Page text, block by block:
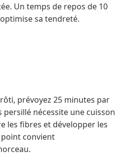
Un temps de repos de 10
sa tendreté.
prévoyez 25 minutes par
persillé nécessite une cuisson
les fibres et développer les
point convient